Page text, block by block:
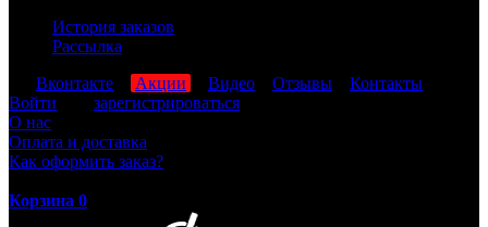
История заказов
Рассылка
Вконтакте Акции Видео Отзывы
Контакты
Войти
зарегистрироваться
О нас
Оплата и доставка
Как оформить заказ?
Корзина 0